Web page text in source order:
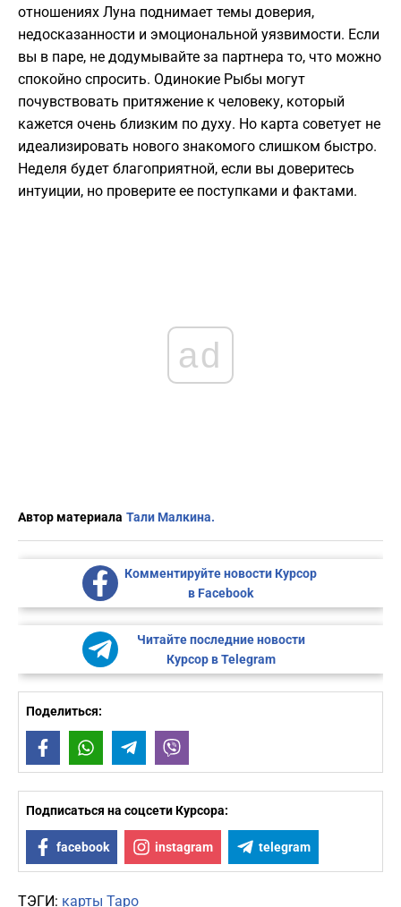
отношениях Луна поднимает темы доверия,
недосказанности и эмоциональной уязвимости. Если
вы в паре, не додумывайте за партнера то, что можно
спокойно спросить. Одинокие Рыбы могут
почувствовать притяжение к человеку, который
кажется очень близким по духу. Но карта советует не
идеализировать нового знакомого слишком быстро.
Неделя будет благоприятной, если вы доверитесь
интуиции, но проверите ее поступками и фактами.
ad
Автор материала Тали Малкина.
Комментируйте новости Курсор
в Facebook
Читайте последние новости
Курсор в Telegram
Поделиться:
FacebookWhatsAppTelegram
Подписаться на соцсети Курсора:
facebook instagram telegram
ТЭГИ: карты Таро